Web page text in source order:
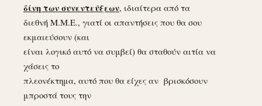
δίνη των συνεντεύξεων, ιδιαίτερα από τα
διεθνή Μ.Μ.Ε., γιατί οι απαντήσεις που θα σου
εκμαιεύσουν (και
είναι λογικό αυτό να συμβεί) θα σταθούν αιτία να
χάσεις το
πλεονέκτημα, αυτό που θα είχες αν βρισκόσουν
μπροστά τους την